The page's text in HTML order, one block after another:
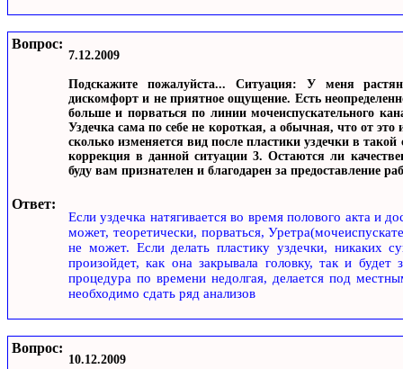
Вопрос:
7.12.2009
Подскажите пожалуйста... Ситуация: У меня
дискомфорт и не приятное ощущение. Есть
больше и порваться по линии мочеиспускательного
Уздечка сама по себе не короткая, а обычная, что от
сколько изменяется вид после пластики уздечки в
коррекция в данной ситуации 3. Остаются ли
буду вам признателен и благодарен за предоставление
Ответ:
Если уздечка натягивается во время полового акта и
может, теоретически, порваться,
не может. Если делать пластику уздечки, никаких
произойдет, как она закрывала головку, так и
процедура по времени недолгая, делается под
необходимо сдать ряд анализов
Вопрос:
10.12.2009